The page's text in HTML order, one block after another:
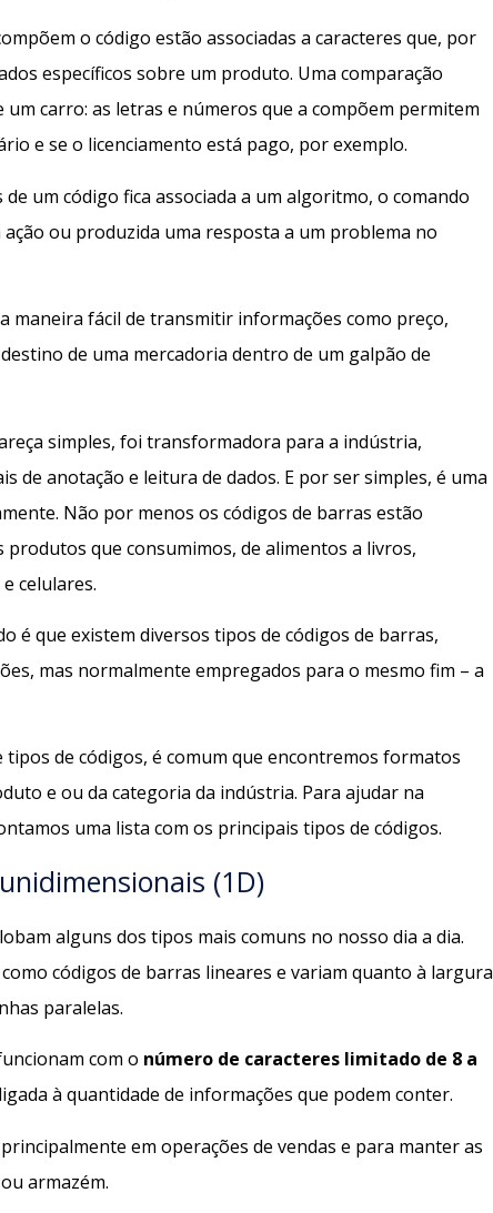
o código estão associadas a caracteres que, por
específicos sobre um produto. Uma comparação
um carro: as letras e números que a compõem permitem
e se o licenciamento está pago, por exemplo.
de um código fica associada a um algoritmo, o comando
ação ou produzida uma resposta a um problema no
maneira fácil de transmitir informações como preço,
de uma mercadoria dentro de um galpão de
simples, foi transformadora para a indústria,
de anotação e leitura de dados. E por ser simples, é uma
Não por menos os códigos de barras estão
produtos que consumimos, de alimentos a livros,
celulares.
é que existem diversos tipos de códigos de barras,
mas normalmente empregados para o mesmo fim – a
tipos de códigos, é comum que encontremos formatos
e ou da categoria da indústria. Para ajudar na
uma lista com os principais tipos de códigos.
(1D)
alguns dos tipos mais comuns no nosso dia a dia.
códigos de barras lineares e variam quanto à largura
paralelas.
com o número de caracteres limitado de 8 a
à quantidade de informações que podem conter.
em operações de vendas e para manter as
armazém.